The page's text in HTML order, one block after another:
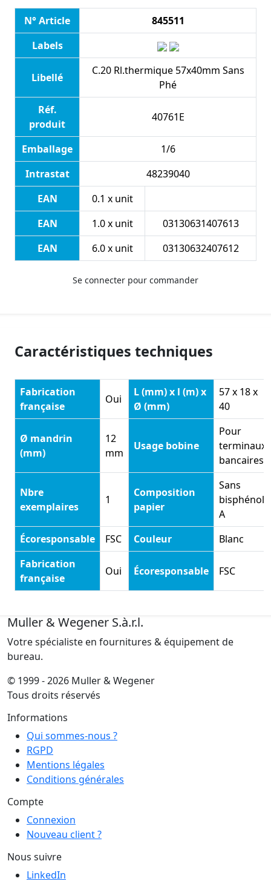
N° Article
845511
Labels
Libellé
C.20 Rl.thermique 57x40mm Sans
Phé
Réf.
produit
40761E
Emballage
1/6
Intrastat
48239040
EAN
0.1 x unit
EAN
1.0 x unit
03130631407613
EAN
6.0 x unit 03130632407612
Se connecter pour commander
Caractéristiques techniques
Fabrication
française
Oui
L (mm) x l (m) x
Ø (mm)
57 x 18 x
40
Ø mandrin
(mm)
12
mm
Usage bobine
Pour
terminaux
bancaires
Nbre
exemplaires
1
Composition
papier
Sans
bisphénol
A
Écoresponsable
FSC Couleur
Blanc
Fabrication
française
Oui Écoresponsable FSC
Muller & Wegener S.à.r.l.
Votre spécialiste en fournitures & équipement de
bureau.
© 1999 - 2026 Muller & Wegener
Tous droits réservés
Informations
Qui sommes-nous ?
RGPD
Mentions légales
Conditions générales
Compte
Connexion
Nouveau client ?
Nous suivre
LinkedIn